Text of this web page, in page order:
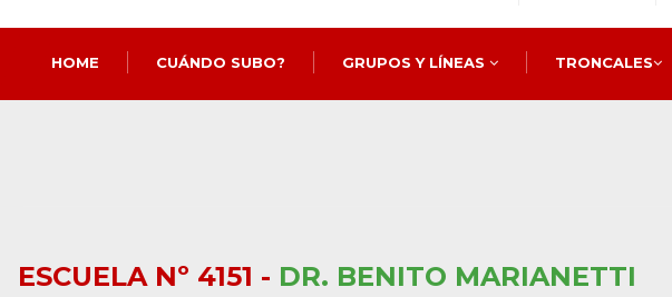
HOME CUÁNDO SUBO? GRUPOS Y LÍNEAS TRONCALES
ESCUELA Nº 4151 - DR. BENITO MARIANETTI